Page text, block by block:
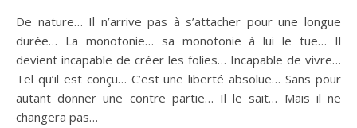
De nature… Il n’arrive pas à s’attacher pour une longue
durée… La monotonie… sa monotonie à lui le tue… Il
devient incapable de créer les folies… Incapable de vivre…
Tel qu’il est conçu… C’est une liberté absolue… Sans pour
autant donner une contre partie… Il le sait… Mais il ne
changera pas…